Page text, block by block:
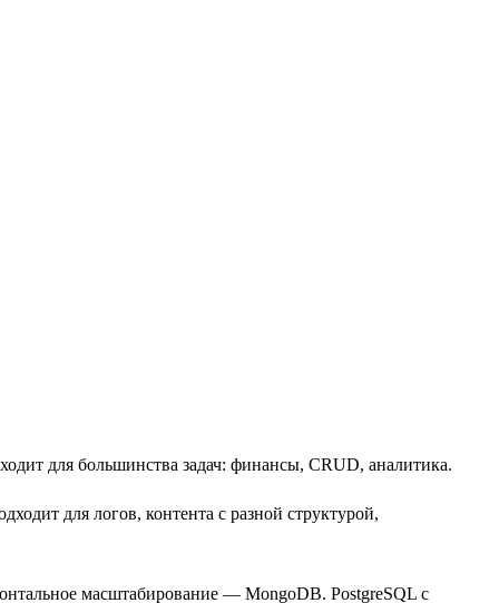
для большинства задач: финансы, CRUD, аналитика.
для логов, контента с разной структурой,
масштабирование — MongoDB. PostgreSQL с